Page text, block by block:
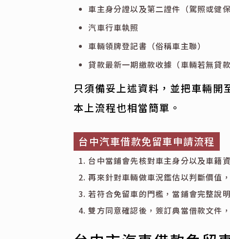
車主身分證以及第二證件（駕照或健保
汽車行車執照
車輛領牌登記書（俗稱車主聯）
貸款最新一期繳款收據（車輛若無貸款
只須備妥上述資料，並把車輛開
本上流程也相當簡單。
台中汽車借款免留車申請流程
台中當鋪會先核對車主身分以及車籍
再來針對車輛做車況鑑估以判斷價值
若符合免留車的門檻，當鋪會完整說
雙方同意確認後，簽訂典當借款文件